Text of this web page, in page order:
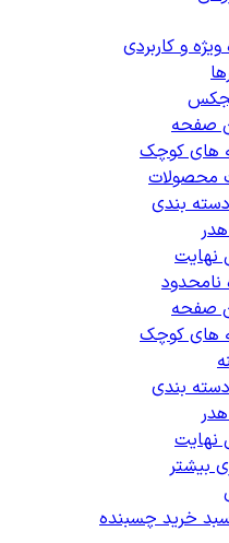
ویژه و کاربردی
صفحه
های کوچک
محصولات
بندی
نهایت
نامحدود
صفحه
های کوچک
بندی
نهایت
بیشتر
خرید چسبنده